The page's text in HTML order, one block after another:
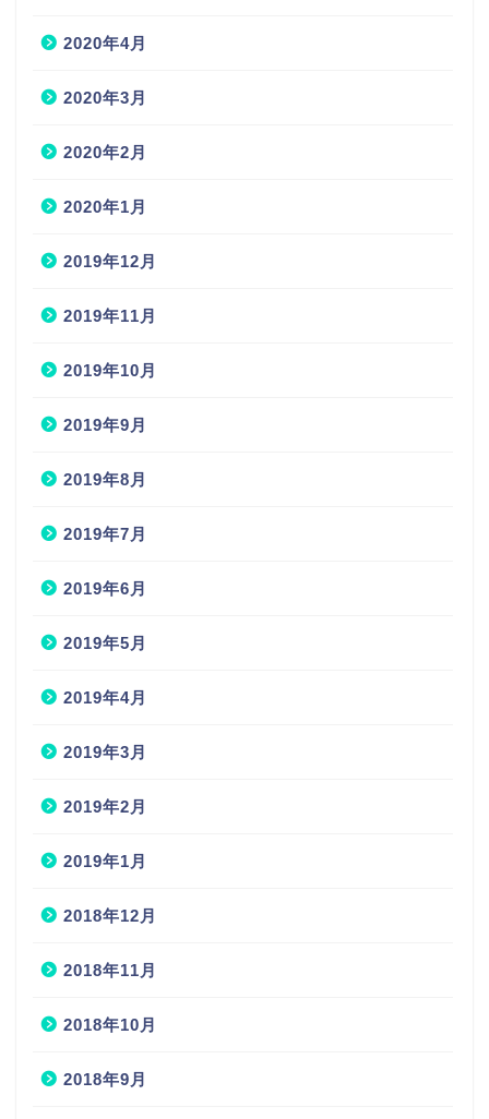
2020年4月
2020年3月
2020年2月
2020年1月
2019年12月
2019年11月
2019年10月
2019年9月
2019年8月
2019年7月
2019年6月
2019年5月
2019年4月
2019年3月
2019年2月
2019年1月
2018年12月
2018年11月
2018年10月
2018年9月